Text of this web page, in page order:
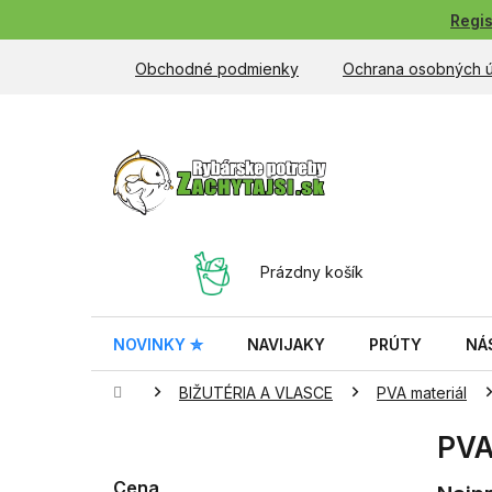
Obchodné podmienky Ochrana osobných
NÁKUPNÝ
Prázdny košík
NOVINKY ✮ NAVIJAKY PRÚTY
DomovBIŽUTÉRIA A VLASCE PVA materiál
Cena